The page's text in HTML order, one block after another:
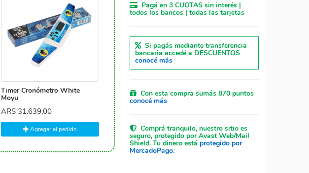
Timer Cronómetro White
Moyu
ARS 31.639,00
Agregar al pedido
Pagá en 3 CUOTAS sin interés |
todos los bancos | todas las tarjetas
Si pagás mediante transferencia
bancaria accedé a DESCUENTOS
conocé más
Con esta compra sumás 870 puntos
conocé más
Comprá tranquilo, nuestro sitio es
seguro, protegido por Avast Web/Mail
Shield. Tu dinero está protegido por
MercadoPago.